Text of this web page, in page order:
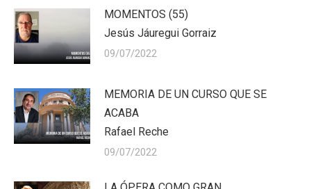
MOMENTOS (55)
Jesús Jáuregui Gorraiz
09/07/2022
MEMORIA DE UN CURSO QUE SE
ACABA
Rafael Reche
09/07/2022